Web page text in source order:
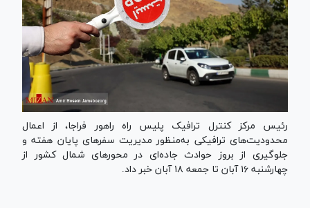
رئیس مرکز کنترل ترافیک پلیس راه راهور فراجا، از اعمال
محدودیت‌های ترافیکی به‌منظور مدیریت سفر‌های پایان هفته و
جلوگیری از بروز حوادث جاده‌ای در محور‌های شمال کشور از
چهارشنبه ۱۶ آبان تا جمعه ۱۸ آبان خبر داد.